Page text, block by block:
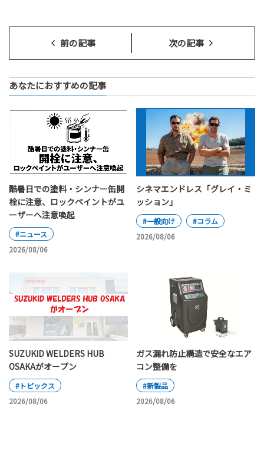
前の記事 次の記事
あなたにおすすめの記事
酷暑日での塗料・シンナー缶開
栓に注意、ロックペイントがユ
ーザーへ注意喚起
#ニュース
2026/08/06
シネマエンドレス「グレイ・ミ
ッション」
#一般向け
#コラム
2026/08/06
SUZUKID WELDERS HUB
OSAKAがオープン
#トピックス
2026/08/06
ガス漏れ防止構造で安全なエア
コン整備を
#新製品
2026/08/06